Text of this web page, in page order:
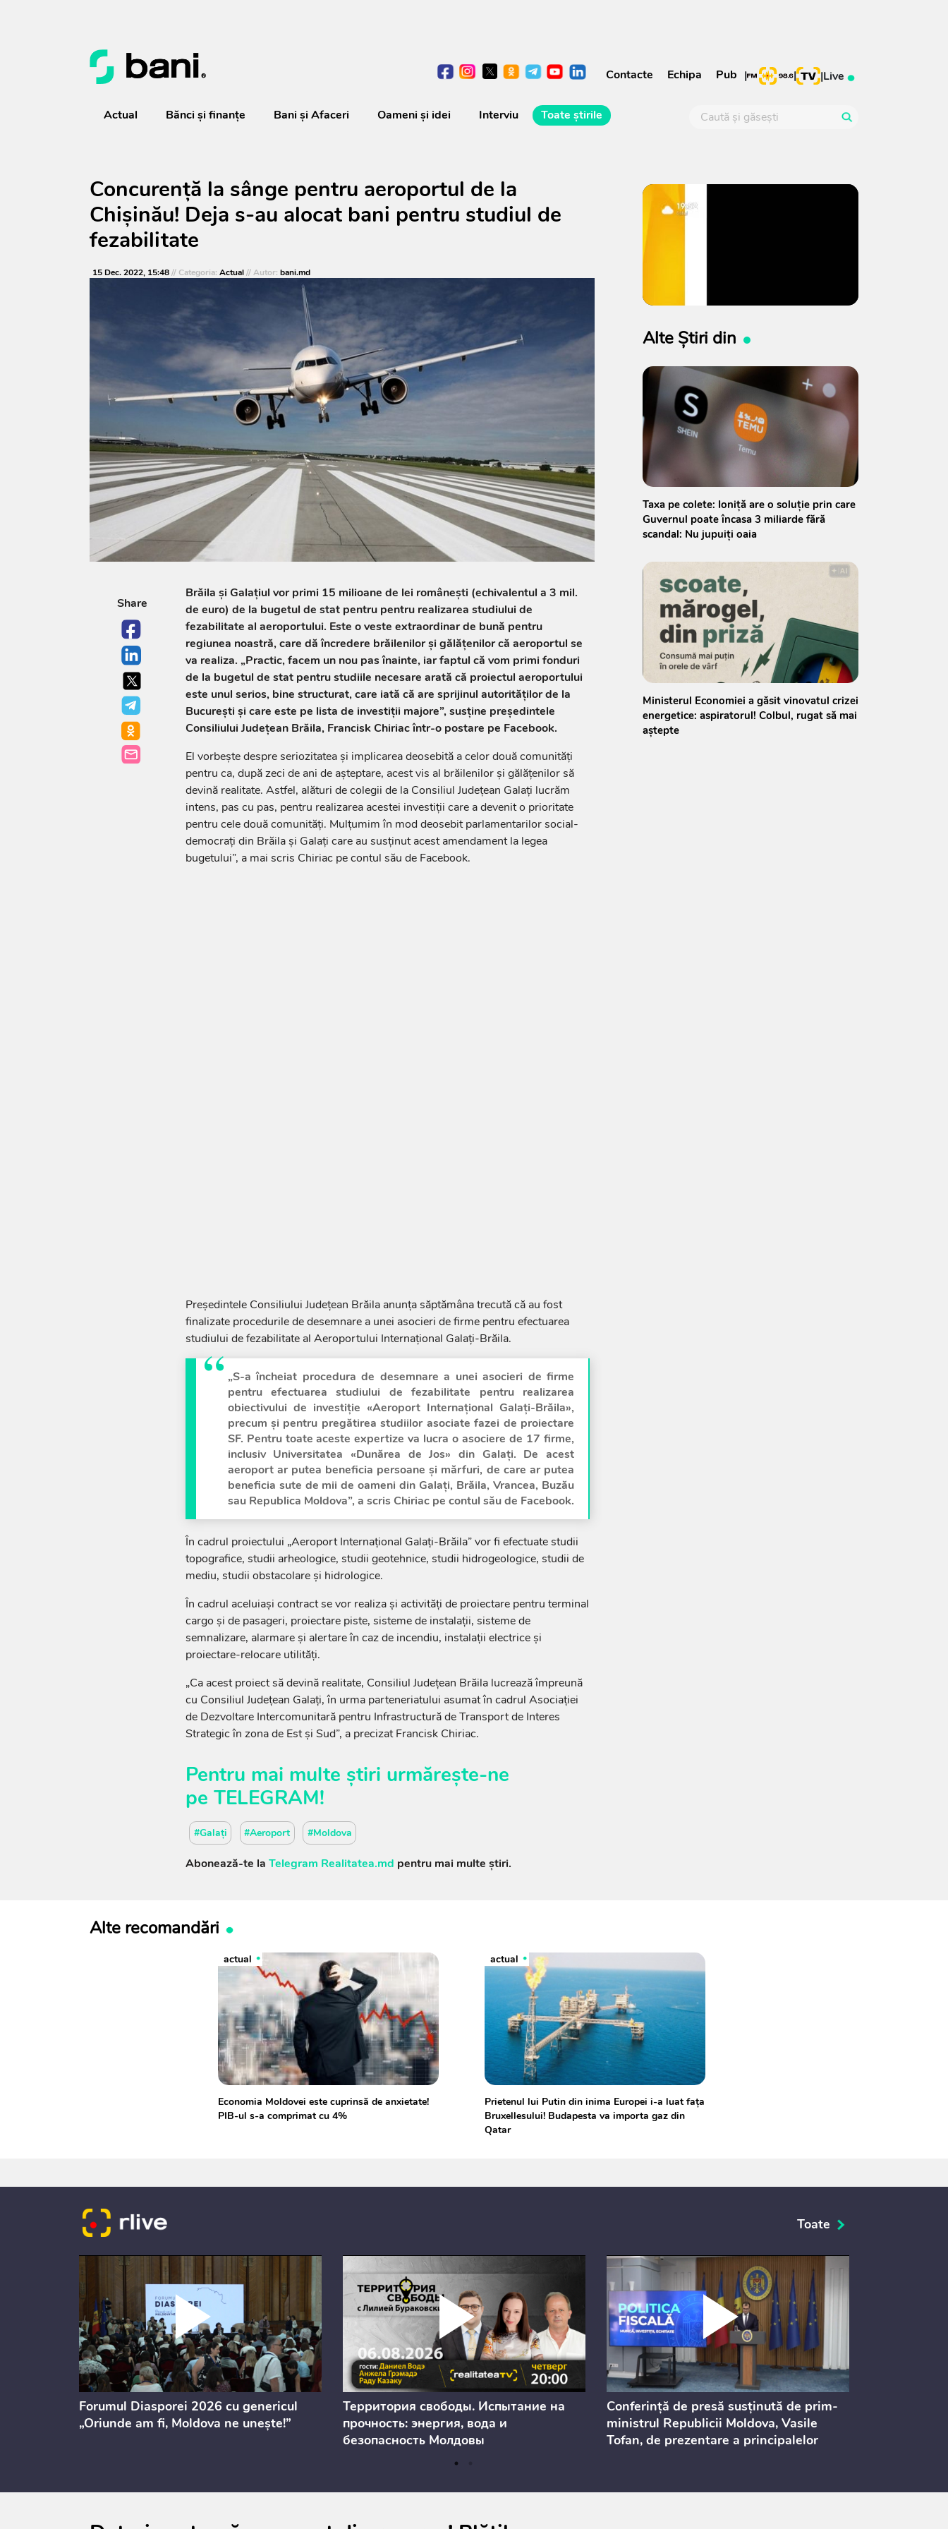
Contacte Echipa Pub | | |Live
Actual Bănci şi finanţe Bani și Afaceri Oameni şi idei Interviu Toate știrile
Concurență la sânge pentru aeroportul de la
Chișinău! Deja s-au alocat bani pentru studiul de
fezabilitate
15 Dec. 2022, 15:48// Categoria: Actual// Autor: bani.md
Share
Brăila şi Galaţiul vor primi 15 milioane de lei românești (echivalentul a 3 mil.
de euro) de la bugetul de stat pentru pentru realizarea studiului de
fezabilitate al aeroportului. Este o veste extraordinar de bună pentru
regiunea noastră, care dă încredere brăilenilor şi gălăţenilor că aeroportul se
va realiza. „Practic, facem un nou pas înainte, iar faptul că vom primi fonduri
de la bugetul de stat pentru studiile necesare arată că proiectul aeroportului
este unul serios, bine structurat, care iată că are sprijinul autorităţilor de la
Bucureşti şi care este pe lista de investiţii majore”, susține preşedintele
Consiliului Judeţean Brăila, Francisk Chiriac într-o postare pe Facebook.
El vorbește despre seriozitatea şi implicarea deosebită a celor două comunităţi
pentru ca, după zeci de ani de aşteptare, acest vis al brăilenilor şi gălăţenilor să
devină realitate. Astfel, alături de colegii de la Consiliul Judeţean Galaţi lucrăm
intens, pas cu pas, pentru realizarea acestei investiţii care a devenit o prioritate
pentru cele două comunităţi. Mulţumim în mod deosebit parlamentarilor social-
democraţi din Brăila şi Galaţi care au susţinut acest amendament la legea
bugetului”, a mai scris Chiriac pe contul său de Facebook.
Preşedintele Consiliului Judeţean Brăila anunţa săptămâna trecută că au fost
finalizate procedurile de desemnare a unei asocieri de firme pentru efectuarea
studiului de fezabilitate al Aeroportului Internaţional Galaţi-Brăila.
„S-a încheiat procedura de desemnare a unei asocieri de firme
pentru efectuarea studiului de fezabilitate pentru realizarea
obiectivului de investiţie «Aeroport Internaţional Galaţi-Brăila»,
precum şi pentru pregătirea studiilor asociate fazei de proiectare
SF. Pentru toate aceste expertize va lucra o asociere de 17 firme,
inclusiv Universitatea «Dunărea de Jos» din Galaţi. De acest
aeroport ar putea beneficia persoane şi mărfuri, de care ar putea
beneficia sute de mii de oameni din Galaţi, Brăila, Vrancea, Buzău
sau Republica Moldova”, a scris Chiriac pe contul său de Facebook.
În cadrul proiectului „Aeroport Internaţional Galaţi-Brăila” vor fi efectuate studii
topografice, studii arheologice, studii geotehnice, studii hidrogeologice, studii de
mediu, studii obstacolare şi hidrologice.
În cadrul aceluiaşi contract se vor realiza şi activităţi de proiectare pentru terminal
cargo şi de pasageri, proiectare piste, sisteme de instalaţii, sisteme de
semnalizare, alarmare şi alertare în caz de incendiu, instalaţii electrice şi
proiectare-relocare utilităţi.
„Ca acest proiect să devină realitate, Consiliul Judeţean Brăila lucrează împreună
cu Consiliul Judeţean Galaţi, în urma parteneriatului asumat în cadrul Asociaţiei
de Dezvoltare Intercomunitară pentru Infrastructură de Transport de Interes
Strategic în zona de Est şi Sud”, a precizat Francisk Chiriac.
Pentru mai multe știri urmărește-ne
pe TELEGRAM!
#Galați #Aeroport #Moldova
Abonează-te la Telegram Realitatea.md pentru mai multe știri.
Alte Știri din
Taxa pe colete: Ioniță are o soluție prin care
Guvernul poate încasa 3 miliarde fără
scandal: Nu jupuiți oaia
Ministerul Economiei a găsit vinovatul crizei
energetice: aspiratorul! Colbul, rugat să mai
aștepte
Alte recomandări
actual
Economia Moldovei este cuprinsă de anxietate!
PIB-ul s-a comprimat cu 4%
actual
Prietenul lui Putin din inima Europei i-a luat fața
Bruxellesului! Budapesta va importa gaz din
Qatar
Toate
Forumul Diasporei 2026 cu genericul
„Oriunde am fi, Moldova ne unește!”
Территория свободы. Испытание на
прочность: энергия, вода и
безопасность Молдовы
Conferință de presă susținută de prim-
ministrul Republicii Moldova, Vasile
Tofan, de prezentare a principalelor
consultărilor publice